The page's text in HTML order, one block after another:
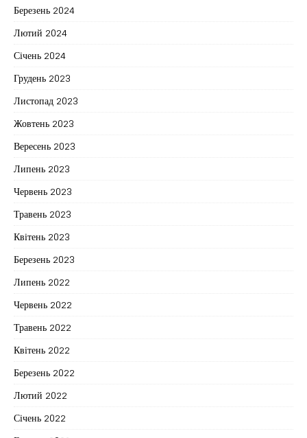
Березень 2024
Лютий 2024
Січень 2024
Грудень 2023
Листопад 2023
Жовтень 2023
Вересень 2023
Липень 2023
Червень 2023
Травень 2023
Квітень 2023
Березень 2023
Липень 2022
Червень 2022
Травень 2022
Квітень 2022
Березень 2022
Лютий 2022
Січень 2022